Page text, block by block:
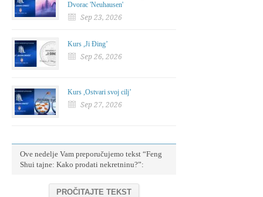
Dvorac 'Neuhausen'
Sep 23, 2026
Kurs ,Ji Đing’
Sep 26, 2026
Kurs ,Ostvari svoj cilj’
Sep 27, 2026
Ove nedelje Vam preporučujemo tekst “Feng
Shui tajne: Kako prodati nekretninu?”:
PROČITAJTE TEKST